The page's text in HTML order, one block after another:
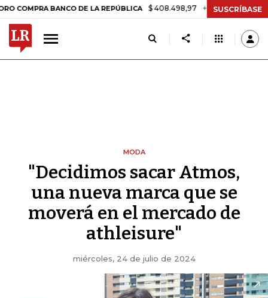
BANCO DE LA REPÚBLICA $ 408.498,97 +$ 8.753,81 +2,19% TASA
SUSCRÍBASE
MODA
"Decidimos sacar Atmos,
una nueva marca que se
moverá en el mercado de
athleisure"
miércoles, 24 de julio de 2024